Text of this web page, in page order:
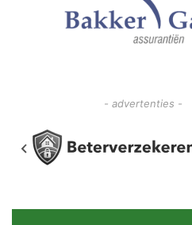
- advertenties -